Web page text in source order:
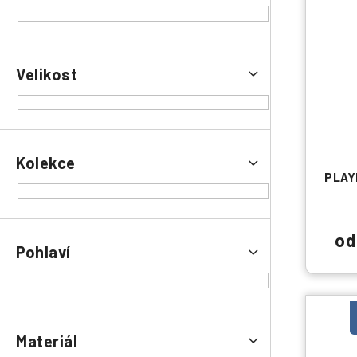
Velikost
Kolekce
Pohlaví
Materiál
od